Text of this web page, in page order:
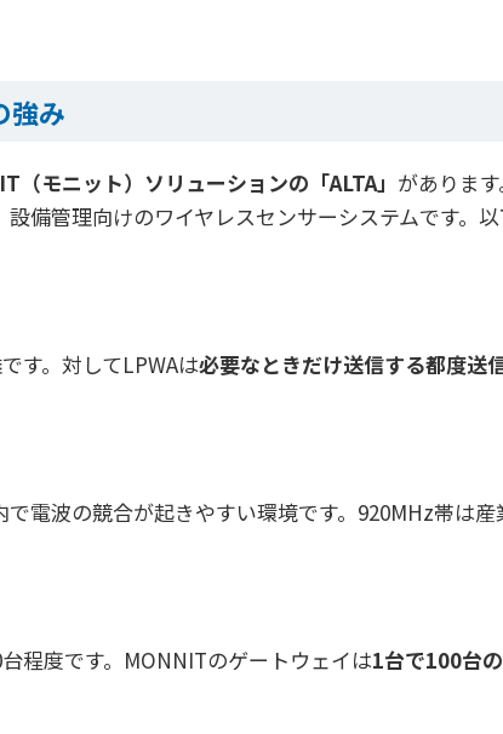
強み
（モニット）ソリューションの「ALTA」 がありま
備管理向けのワイヤレスセンサーシステムです。
す。対してLPWAは必要なときだけ送信する都度送
電波の競合が起きやすい環境です。920MHz帯は
程度です。MONNITのゲートウェイは1台で100台